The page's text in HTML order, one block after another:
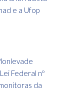
e a Ufop
Federal nº
da